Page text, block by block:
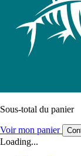
Sous-total du panier
Voir mon panier
Loading...